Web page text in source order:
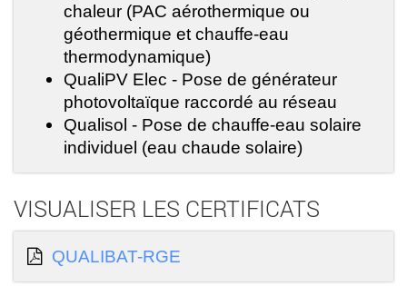
chaleur (PAC aérothermique ou
géothermique et chauffe-eau
thermodynamique)
QualiPV Elec - Pose de générateur
photovoltaïque raccordé au réseau
Qualisol - Pose de chauffe-eau solaire
individuel (eau chaude solaire)
VISUALISER LES CERTIFICATS
QUALIBAT-RGE